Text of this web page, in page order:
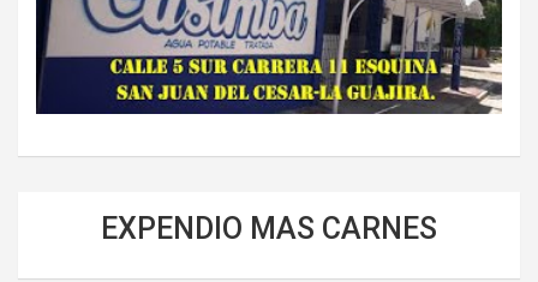
EXPENDIO MAS CARNES